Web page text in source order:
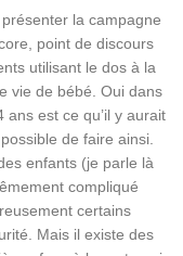
la campagne
point de discours
utilisant le dos à la
vie de bébé. Oui dans
ans est ce qu’il y aurait
de faire ainsi.
enfants (je parle là
compliqué
certains
Mais il existe des